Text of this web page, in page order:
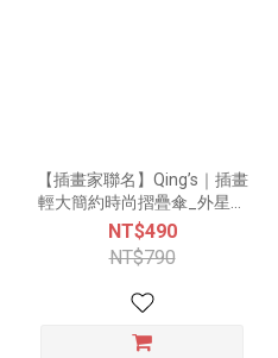
【插畫家聯名】Qing’s｜插畫
輕大簡約時尚摺疊傘_外星生
物 (工作篇)
NT$490
NT$790